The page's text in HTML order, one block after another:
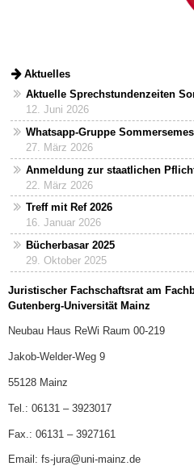
Aktuelles
Aktuelle Sprechstundenzeiten
12. Juni 2026
Whatsapp-Gruppe
27. März 2026
Anmeldung zur staatlichen
22. März 2026
Treff mit Ref 2026
16. Januar 2026
Bücherbasar 2025
29. Oktober 2025
Juristischer Fachschaftsrat am
Gutenberg-Universität Mainz
Neubau Haus ReWi Raum 00-219
Jakob-Welder-Weg 9
55128 Mainz
Tel.: 06131 – 3923017
Fax.: 06131 – 3927161
Email: fs-jura@uni-mainz.de